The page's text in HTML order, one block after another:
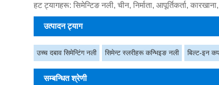
हट ट्यागहरू: सिमेन्टिङ नली, चीन, निर्माता, आपूर्तिकर्ता,
उत्पादन ट्याग
उच्च दबाव सिमेन्टिंग नली सिमेन्ट स्लरीहरू कन्भिइङ नली बिल्ट-इन
सम्बन्धित श्रेणी